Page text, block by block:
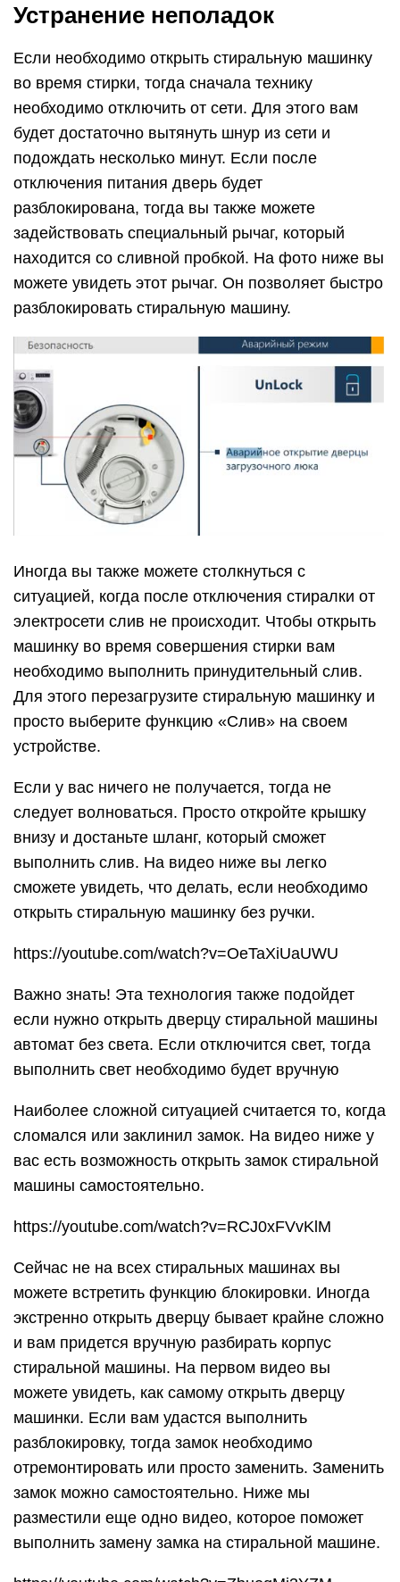
Устранение неполадок
Если необходимо открыть стиральную машинку
во время стирки, тогда сначала технику
необходимо отключить от сети. Для этого вам
будет достаточно вытянуть шнур из сети и
подождать несколько минут. Если после
отключения питания дверь будет
разблокирована, тогда вы также можете
задействовать специальный рычаг, который
находится со сливной пробкой. На фото ниже вы
можете увидеть этот рычаг. Он позволяет быстро
разблокировать стиральную машину.
Иногда вы также можете столкнуться с
ситуацией, когда после отключения стиралки от
электросети слив не происходит. Чтобы открыть
машинку во время совершения стирки вам
необходимо выполнить принудительный слив.
Для этого перезагрузите стиральную машинку и
просто выберите функцию «Слив» на своем
устройстве.
Если у вас ничего не получается, тогда не
следует волноваться. Просто откройте крышку
внизу и достаньте шланг, который сможет
выполнить слив. На видео ниже вы легко
сможете увидеть, что делать, если необходимо
открыть стиральную машинку без ручки.
https://youtube.com/watch?v=OeTaXiUaUWU
Важно знать! Эта технология также подойдет
если нужно открыть дверцу стиральной машины
автомат без света. Если отключится свет, тогда
выполнить свет необходимо будет вручную
Наиболее сложной ситуацией считается то, когда
сломался или заклинил замок. На видео ниже у
вас есть возможность открыть замок стиральной
машины самостоятельно.
https://youtube.com/watch?v=RCJ0xFVvKlM
Сейчас не на всех стиральных машинах вы
можете встретить функцию блокировки. Иногда
экстренно открыть дверцу бывает крайне сложно
и вам придется вручную разбирать корпус
стиральной машины. На первом видео вы
можете увидеть, как самому открыть дверцу
машинки. Если вам удастся выполнить
разблокировку, тогда замок необходимо
отремонтировать или просто заменить. Заменить
замок можно самостоятельно. Ниже мы
разместили еще одно видео, которое поможет
выполнить замену замка на стиральной машине.